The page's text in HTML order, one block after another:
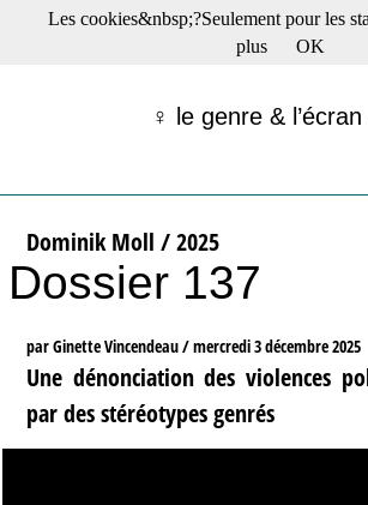
☰ Menu
Films récents
Tribunes
Bloc-notes
Archives
S’abonner à la Lettre !
♀ le genre &
Dominik Moll / 2025
Dossier 137
par Ginette Vincendeau /mercredi 3 décembre 2025
Une dénonciation des violences
par des stéréotypes genrés
Les cookies&nbsp;?Seulement pour les
plus
OK